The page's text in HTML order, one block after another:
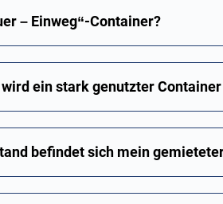
– Einweg“-Container?
ein stark genutzter
befindet sich mein